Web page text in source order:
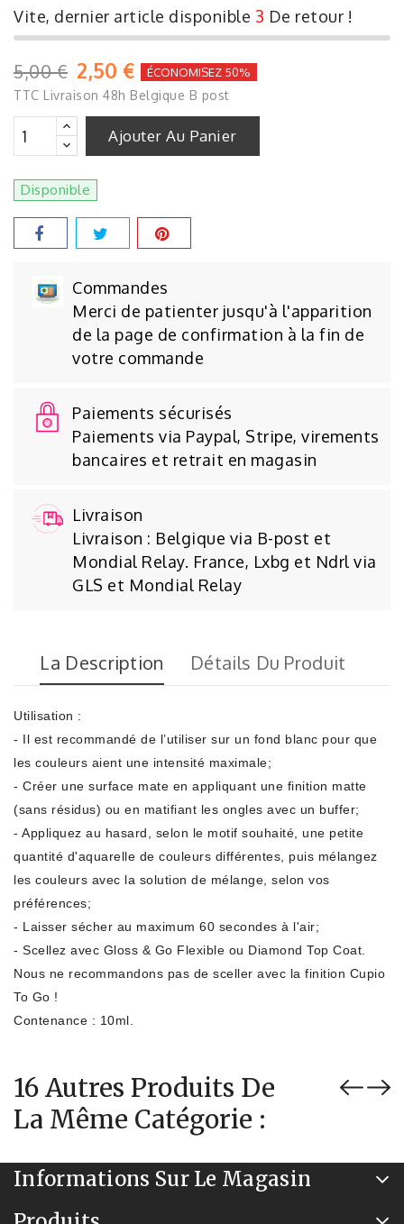
Vite, dernier article disponible 3 De retour !
5,00 € 2,50 € ÉCONOMISEZ 50%
TTC Livraison 48h Belgique B post
Ajouter Au Panier
Disponible
Commandes
Merci de patienter jusqu'à l'apparition
de la page de confirmation à la fin de
votre commande
Paiements sécurisés
Paiements via Paypal, Stripe, virements
bancaires et retrait en magasin
Livraison
Livraison : Belgique via B-post et
Mondial Relay. France, Lxbg et Ndrl via
GLS et Mondial Relay
La Description Détails Du Produit
Utilisation :
- Il est recommandé de l’utiliser sur un fond blanc pour que
les couleurs aient une intensité maximale;
- Créer une surface mate en appliquant une finition matte
(sans résidus) ou en matifiant les ongles avec un buffer;
- Appliquez au hasard, selon le motif souhaité, une petite
quantité d'aquarelle de couleurs différentes, puis mélangez
les couleurs avec la solution de mélange, selon vos
préférences;
- Laisser sécher au maximum 60 secondes à l'air;
- Scellez avec Gloss & Go Flexible ou Diamond Top Coat.
Nous ne recommandons pas de sceller avec la finition Cupio
To Go !
Contenance : 10ml.
16 Autres Produits De
La Même Catégorie :
Informations Sur Le Magasin